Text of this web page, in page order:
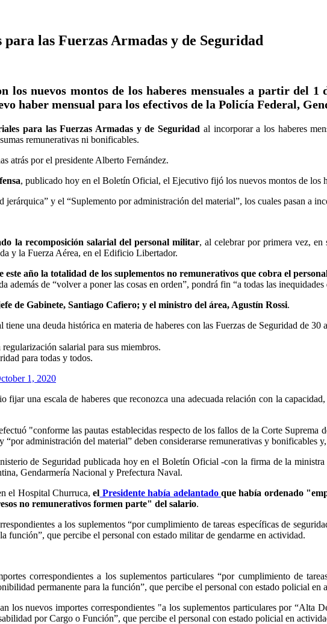
las Fuerzas Armadas y de Seguridad
los nuevos montos de los haberes mensuales a partir del
haber mensual para los efectivos de la Policía Federal,
para las Fuerzas Armadas y de Seguridad al incorporar a los haberes
remunerativas ni bonificables.
atrás por el presidente Alberto Fernández.
, publicado hoy en el Boletín Oficial, el Ejecutivo fijó los nuevos montos de los
y el “Suplemento por administración del material”, los cuales pasan a
la recomposición salarial del personal militar, al celebrar por primera vez, en
y la Fuerza Aérea, en el Edificio Libertador.
este año la totalidad de los suplementos no remunerativos que cobra el
además de “volver a poner las cosas en orden”, pondrá fin “a todas las
de Gabinete, Santiago Cafiero; y el ministro del área, Agustín Rossi.
tiene una deuda histórica en materia de haberes con las Fuerzas de Seguridad de 30
regularización salarial para sus miembros.
para todas y todos.
1, 2020
fijar una escala de haberes que reconozca una adecuada relación con la
"conforme las pautas establecidas respecto de los fallos de la Corte Suprema
administración del material” deben considerarse remunerativas y bonificables
de Seguridad publicada hoy en el Boletín Oficial -con la firma de la ministra
Gendarmería Nacional y Prefectura Naval.
el Hospital Churruca,el Presidente había adelantado que había ordenado
no remunerativos formen parte" del salario.
a los suplementos “por cumplimiento de tareas específicas de
función”, que percibe el personal con estado militar de gendarme en actividad.
correspondientes a los suplementos particulares “por cumplimiento de
permanente para la función”, que percibe el personal con estado policial en
los nuevos importes correspondientes "a los suplementos particulares por “Alta
por Cargo o Función”, que percibe el personal con estado policial en